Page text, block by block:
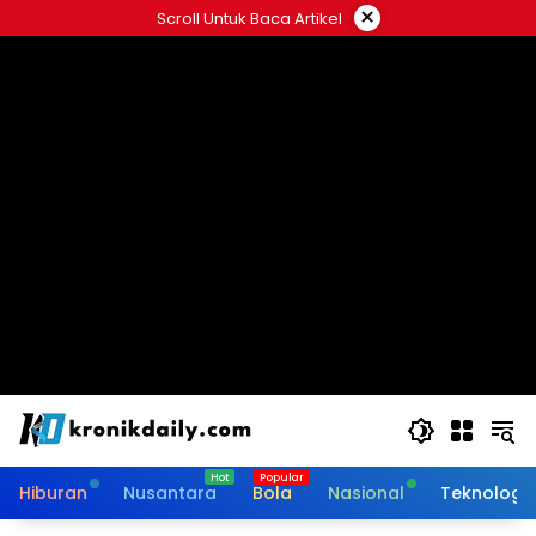
ke
Scroll Untuk Baca Artikel ×
Hiburan Nusantara Bola Nasional Teknologi